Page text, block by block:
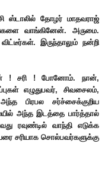
ஸ்டாலில் தோழர் மாதவராஜ்
வாங்கினேன். அருமை.
இருந்தாலும் நன்றி
! சரி ! போனோம். நான்,
எழுதுபவர், சிவசைலம்,
பிரபல சர்ச்சைக்குறிய
அந்த இடத்தை பார்த்தால்
ரவுண்டில் வாந்தி எடுக்க
சரியாக சொல்பவர்களுக்கு